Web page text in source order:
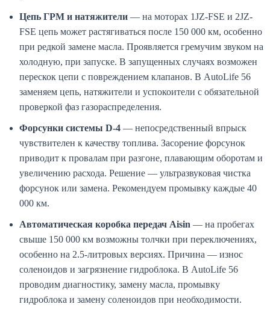
Цепь ГРМ и натяжители — на моторах 1JZ-FSE и 2JZ-
FSE цепь может растягиваться после 150 000 км, особенно
при редкой замене масла. Проявляется гремучим звуком на
холодную, при запуске. В запущенных случаях возможен
перескок цепи с повреждением клапанов. В AutoLife 56
заменяем цепь, натяжители и успокоители с обязательной
проверкой фаз газораспределения.
Форсунки системы D-4 — непосредственный впрыск
чувствителен к качеству топлива. Засорение форсунок
приводит к провалам при разгоне, плавающим оборотам и
увеличению расхода. Решение — ультразвуковая чистка
форсунок или замена. Рекомендуем промывку каждые 40
000 км.
Автоматическая коробка передач Aisin — на пробегах
свыше 150 000 км возможны толчки при переключениях,
особенно на 2.5-литровых версиях. Причина — износ
соленоидов и загрязнение гидроблока. В AutoLife 56
проводим диагностику, замену масла, промывку
гидроблока и замену соленоидов при необходимости.